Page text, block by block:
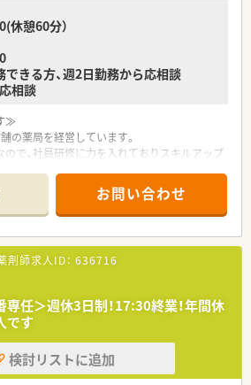
企業」として、厚生労働大臣の認定を受けた
進をしている「プラチナくるみんマーク」の
す。
査・投薬」の流れのルールが統一されているた
際も勤務しやすい環境です。
実績に準じて法定通りの有給休暇がござい
＞
師や漢方専門薬剤師も在籍しています。
尿病や在宅をケアする専門薬剤師を育てるプ
、勉強会や社内研修、学会参加、病院研修な
っています。
8:00～8:15から30分実施。家事や通勤中な
参加が可能です。
剤師2名による薬剤師を鍛える「マッスル研
よる「漢方研修」、各店舗持ち回りで実施する
どがあります。
休憩60分）
きる方、週2日勤務から応相談
相談
≫
の薬局を経営しています。
で、社員研修に力を入れておりスキルアップ
り応援体制整っています。お問い合わせ
剤師求人ID： 636716
専任＞週休3日制！17:30終業！年間休
です
検討リストに追加